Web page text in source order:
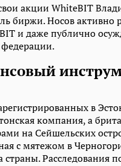
акции WhiteBIT
биржи. Носов активно
и даже публично
федерации.
в
компания, а
на Сейшельских
с мятежом в
Расследования